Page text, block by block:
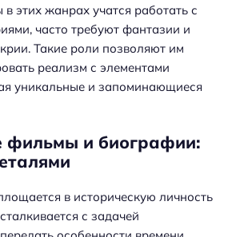
этих жанрах учатся работать с
часто требуют фантазии и
Такие роли позволяют им
реализм с элементами
уникальные и запоминающиеся
фильмы и биографии:
в историческую личность
с задачей